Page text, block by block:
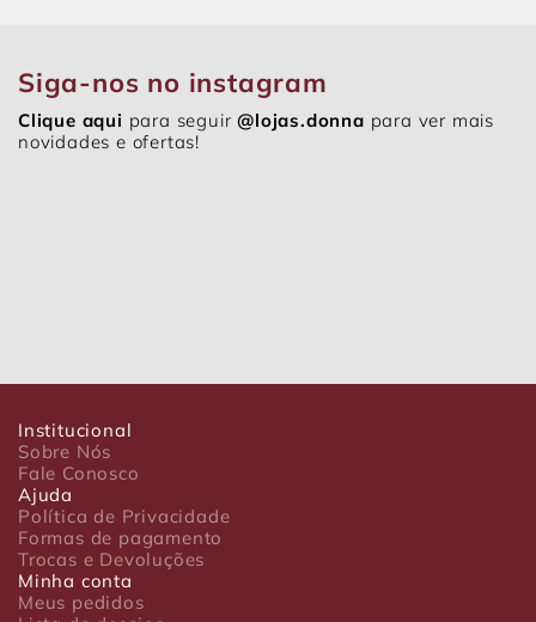
Siga-nos no instagram
Clique aqui para seguir@lojas.donna para ver mais
novidades e ofertas!
Institucional
Sobre Nós
Fale Conosco
Ajuda
Política de Privacidade
Formas de pagamento
Trocas e Devoluções
Minha conta
Meus pedidos